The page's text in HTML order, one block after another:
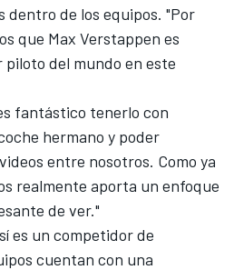
dentro de los equipos. "Por
que Max Verstappen es
del mundo en este
fantástico tenerlo con
hermano y poder
entre nosotros. Como ya
realmente aporta un enfoque
de ver."
es un competidor de
cuentan con una